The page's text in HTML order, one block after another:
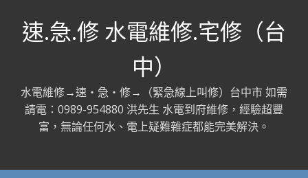
速.急.修 水電維修.宅修（台
中）
水電維修→速‧急‧修→（緊急線上叫修）台中市 如需
請電：0989-954880 洪先生 水電到府維修，經驗超豐
富，無論任何水、電上疑難雜症都能完美解決。